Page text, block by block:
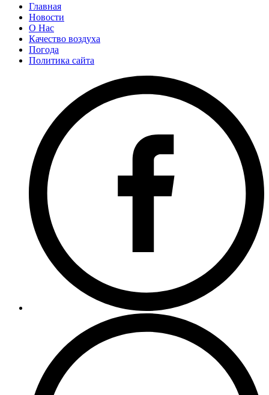
Главная
Новости
О Нас
Качество воздуха
Погода
Политика сайта